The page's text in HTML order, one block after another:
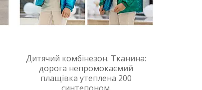
Дитячий комбінезон. Тканина:
дорога непромокаємий
плащівка утеплена 200